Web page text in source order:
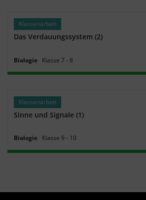
Klassenarbeit
Das Verdauungssystem (2)
Biologie Klasse 7 ‐ 8
Klassenarbeit
Sinne und Signale (1)
Biologie Klasse 9 ‐ 10